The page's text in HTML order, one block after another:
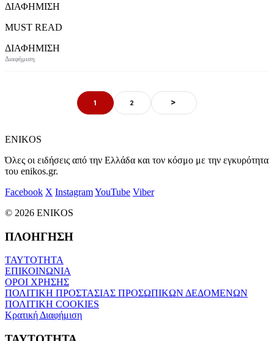
ΔΙΑΦΗΜΙΣΗ
MUST READ
ΔΙΑΦΗΜΙΣΗ
1 2 >
ENIKOS
Όλες οι ειδήσεις από την Ελλάδα και τον κόσμο με την εγκυρότητα
του enikos.gr.
Facebook X InstagramYouTube Viber
© 2026 ENIKOS
ΠΛΟΗΓΗΣΗ
ΤΑΥΤΟΤΗΤΑ
ΕΠΙΚΟΙΝΩΝΙΑ
ΟΡΟΙ ΧΡΗΣΗΣ
ΠΟΛΙΤΙΚΗ ΠΡΟΣΤΑΣΙΑΣ ΠΡΟΣΩΠΙΚΩΝ ΔΕΔΟΜΕΝΩΝ
ΠΟΛΙΤΙΚΗ COOKIES
Κρατική Διαφήμιση